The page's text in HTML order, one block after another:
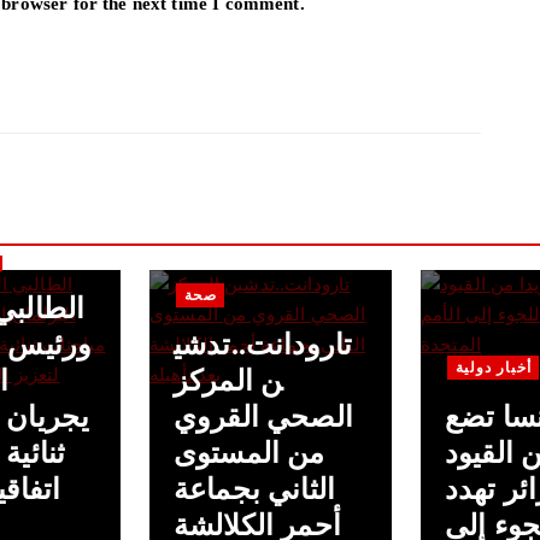
ورئيس
صحة
تارودانت..تدشي
ن المركز
الصحي القروي
من المستوى
الثاني بجماعة
أحمر الكلالشة
أخبار دولية
تضع
القيود
تهدد
إلى